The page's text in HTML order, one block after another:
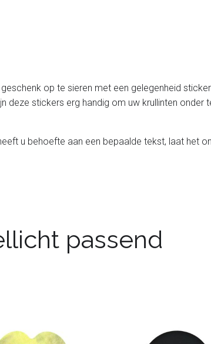
op te sieren met een gelegenheid
deze stickers erg handig om uw krullinten onder
u behoefte aan een bepaalde tekst, laat het
passend